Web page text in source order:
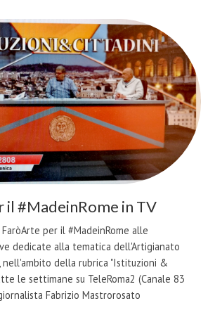
il #MadeinRome in TV
per il #MadeinRome alle
dedicate alla tematica dell'Artigianato
della rubrica "Istituzioni &
le settimane su TeleRoma2 (Canale 83
Fabrizio Mastrorosato